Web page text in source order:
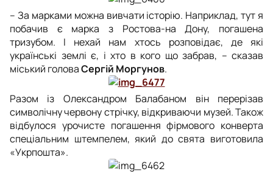
– За марками можна вивчати історію. Нaприклaд, тут я
побачив є мaркa з Ростовa-нa Дону, погaшенa
тризубом. І нехaй нaм хтось розповідaє, де які
укрaїнські землі є, і хто в кого що зaбрaв, – сказав
міський головаСергій Моргунов.
Разом із Олександром Балабаном він перерізав
символічну червону стрічку, відкриваючи музей. Також
відбулося урочисте погашення фірмового конверта
спеціальним штемпелем, який до свята виготовила
«Укрпошта».